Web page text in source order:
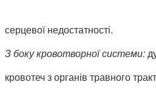
серцевої недостатності.
З боку кровотворної системи:
кровотеч з органів травного